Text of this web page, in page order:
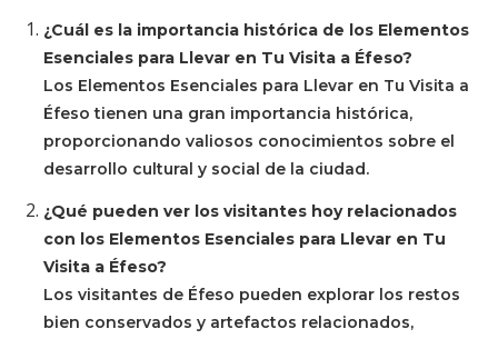
¿Cuál es la importancia histórica de los Elementos
Esenciales para Llevar en Tu Visita a Éfeso?
Los Elementos Esenciales para Llevar en Tu Visita a
Éfeso tienen una gran importancia histórica,
proporcionando valiosos conocimientos sobre el
desarrollo cultural y social de la ciudad.
¿Qué pueden ver los visitantes hoy relacionados
con los Elementos Esenciales para Llevar en Tu
Visita a Éfeso?
Los visitantes de Éfeso pueden explorar los restos
bien conservados y artefactos relacionados,